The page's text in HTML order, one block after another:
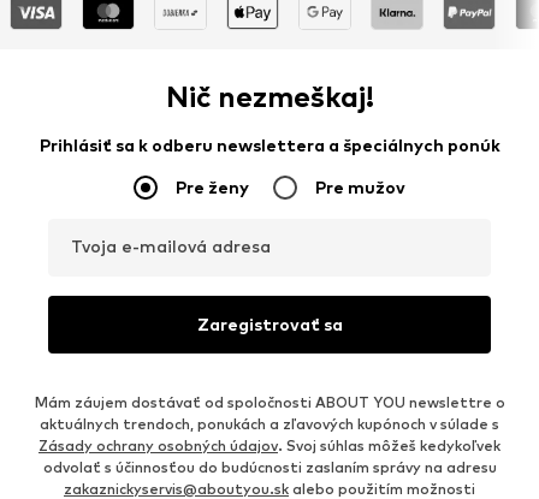
Nič nezmeškaj!
Prihlásiť sa k odberu newslettera a špeciálnych ponúk
Pre ženy Pre mužov
Tvoja e-mailová adresa
Zaregistrovať sa
Mám záujem dostávať od spoločnosti ABOUT YOU newslettre o
aktuálnych trendoch, ponukách a zľavových kupónoch v súlade s
Zásady ochrany osobných údajov. Svoj súhlas môžeš kedykoľvek
odvolať s účinnosťou do budúcnosti zaslaním správy na adresu
zakaznickyservis@aboutyou.sk alebo použitím možnosti